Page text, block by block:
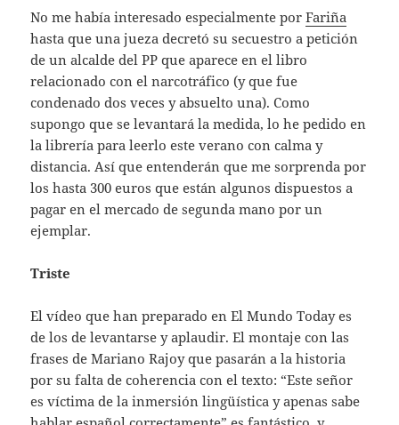
No me había interesado especialmente porFariña
hasta que una jueza decretó su secuestro a petición
de un alcalde del PP que aparece en el libro
relacionado con el narcotráfico (y que fue
condenado dos veces y absuelto una). Como
supongo que se levantará la medida, lo he pedido en
la librería para leerlo este verano con calma y
distancia. Así que entenderán que me sorprenda por
los hasta 300 euros que están algunos dispuestos a
pagar en el mercado de segunda mano por un
ejemplar.
Triste
El vídeo que han preparado en El Mundo Today es
de los de levantarse y aplaudir. El montaje con las
frases de Mariano Rajoy que pasarán a la historia
por su falta de coherencia con el texto: “Este señor
es víctima de la inmersión lingüística y apenas sabe